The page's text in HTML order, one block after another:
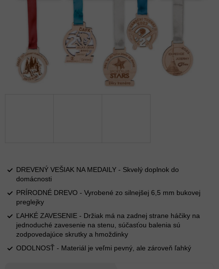
DREVENÝ VEŠIAK NA MEDAILY - Skvelý doplnok do
domácnosti
PRÍRODNÉ DREVO - Vyrobené zo silnejšej 6,5 mm bukovej
preglejky
ĽAHKÉ ZAVESENIE - Držiak má na zadnej strane háčiky na
jednoduché zavesenie na stenu, súčasťou balenia sú
zodpovedajúce skrutky a hmoždinky
ODOLNOSŤ - Materiál je veľmi pevný, ale zároveň ľahký